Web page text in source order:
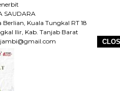
SAUDARA
Kuala Tungkal RT 18
Ilir, Kab. Tanjab Barat
5083-5655